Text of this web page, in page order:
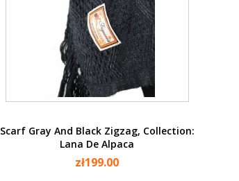
Scarf Gray And Black Zigzag, Collection:
Lana De Alpaca
zł199.00
Quick view